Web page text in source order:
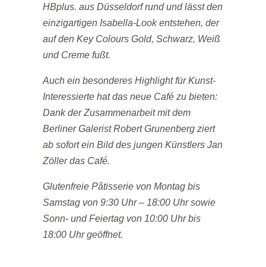
HBplus. aus Düsseldorf rund und lässt den
einzigartigen Isabella-Look entstehen, der
auf den Key Colours Gold, Schwarz, Weiß
und Creme fußt.
Auch ein besonderes Highlight für Kunst-
Interessierte hat das neue Café zu bieten:
Dank der Zusammenarbeit mit dem
Berliner Galerist Robert Grunenberg ziert
ab sofort ein Bild des jungen Künstlers Jan
Zöller das Café.
Glutenfreie Pâtisserie von Montag bis
Samstag von 9:30 Uhr – 18:00 Uhr sowie
Sonn- und Feiertag von 10:00 Uhr bis
18:00 Uhr geöffnet.